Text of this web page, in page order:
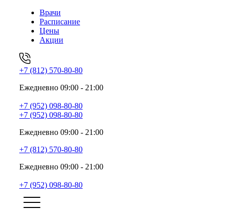
Врачи
Расписание
Цены
Акции
+7 (812) 570-80-80
Ежедневно 09:00 - 21:00
+7 (952) 098-80-80
+7 (952) 098-80-80
Ежедневно 09:00 - 21:00
+7 (812) 570-80-80
Ежедневно 09:00 - 21:00
+7 (952) 098-80-80